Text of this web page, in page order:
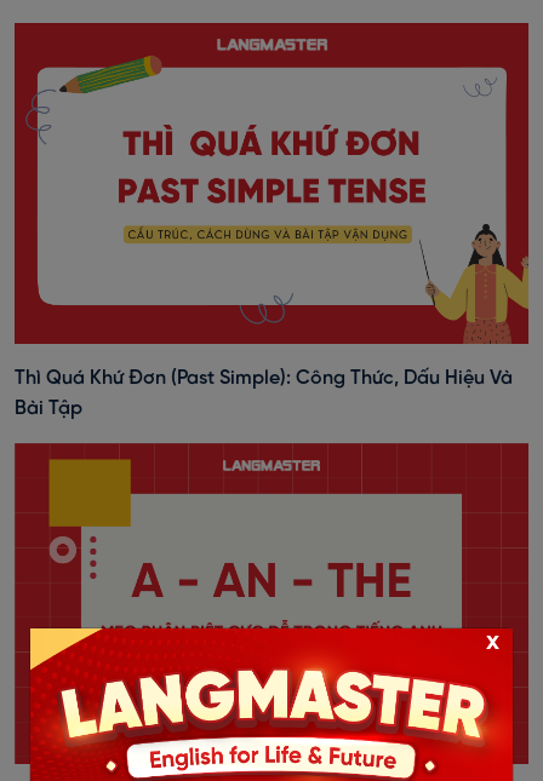
Thì Quá Khứ Đơn (past Simple): Công Thức, Dấu Hiệu Và
Bài Tập
x